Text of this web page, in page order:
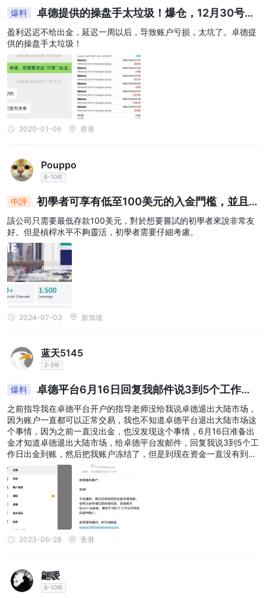
爆料
卓德提供的操盘手太垃圾！爆仓，12月30号要
求出金，答应可以。结果1月6号还没出金到账？？？
还在继续做亏损单
盈利迟迟不给出金，延迟一周以后，导致账户亏损，太坑了。卓德提
供的操盘手太垃圾！
2020-01-06 香港
Pouppo
6-10年
中評
初學者可享有低至100美元的入金門檻，並且
擁有有限的槓桿彈性。
該公司只需要最低存款100美元，對於想要嘗試的初學者來說非常友
好。但是槓桿水平不夠靈活，初學者需要仔細考慮。
2024-07-03 新加坡
蓝天5145
3-5年
爆料
卓德平台6月16日回复我邮件说3到5个工作日
出金到账，十几天了，还没到账
之前指导我在卓德平台开户的指导老师没给我说卓德退出大陆市场，
因为账户一直都可以正常交易，我也不知道卓德平台退出大陆市场这
个事情，因为之前一直没出金，也没发现这个事情，6月16日准备出
金才知道卓德退出大陆市场，给卓德平台发邮件，回复我说3到5个工
作日出金到账，然后把我账户冻结了，但是到现在资金一直没有到
2023-06-28 香港
翩嗳
6-10年